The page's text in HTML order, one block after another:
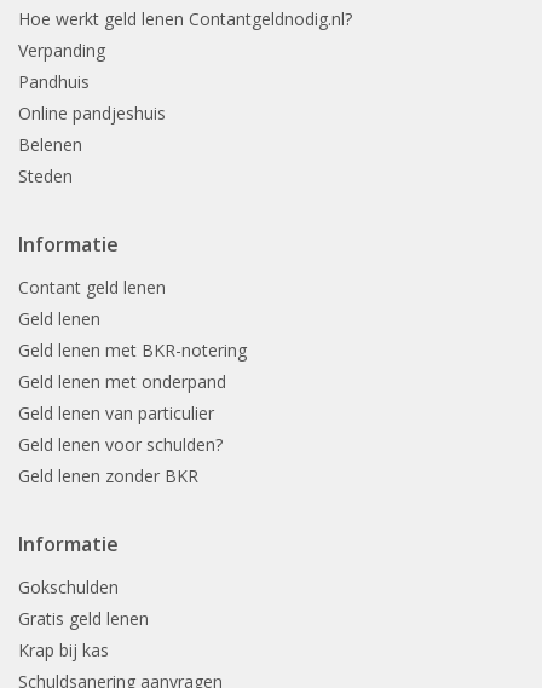
Hoe werkt geld lenen Contantgeldnodig.nl?
Verpanding
Pandhuis
Online pandjeshuis
Belenen
Steden
Informatie
Contant geld lenen
Geld lenen
Geld lenen met BKR-notering
Geld lenen met onderpand
Geld lenen van particulier
Geld lenen voor schulden?
Geld lenen zonder BKR
Informatie
Gokschulden
Gratis geld lenen
Krap bij kas
Schuldsanering aanvragen